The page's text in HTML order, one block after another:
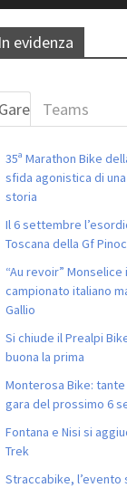
In evidenza
Gare Teams
35ª Marathon Bike
sfida agonistica di
storia
Il 6 settembre
Toscana della Gf
“Au revoir” Monselice
campionato italiano
Gallio
Si chiude il Prealpi
buona la prima
Monterosa Bike:
gara del prossimo 6
Fontana e Nisi si
Trek
Straccabike, l’evento